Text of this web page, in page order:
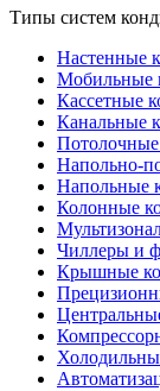
Типы систем
Настенные
Мобильные
Кассетные
Канальные
Напольно-
Напольные
Колонные
Чиллеры и
Крышные